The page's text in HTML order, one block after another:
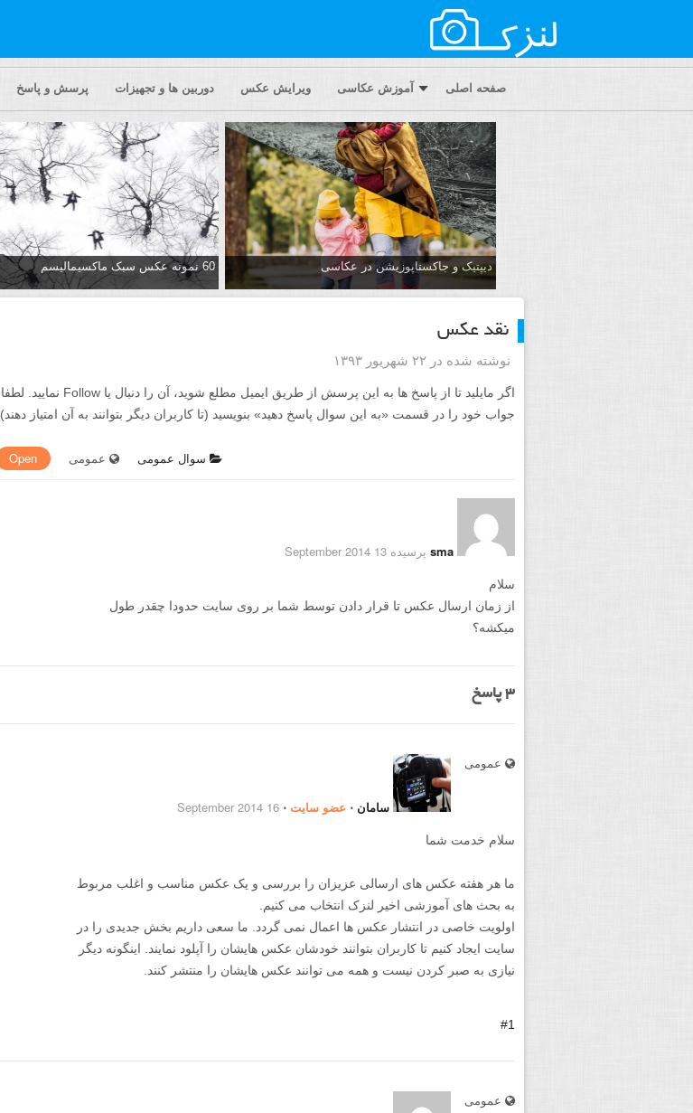
صفحه اصلی آموزش عکاسی ویرایش عکس دوربین ها و تجهیزات پرسش و پاسخ
دیپتیک و جاکستا‌پوزیشن در عکاسی 60 نمونه عکس سبک ماکسیمالیسم
نقد عکس
نوشته شده در ۲۲ شهریور ۱۳۹۳
اگر مایلید تا از پاسخ ها به این پرسش از طریق ایمیل مطلع شوید، آن را دنبال یا Follow نمایید. لطفا
جواب خود را در قسمت «به این سوال پاسخ دهید» بنویسید (تا کاربران دیگر بتوانند به آن امتیاز دهند).
Open عمومی سوال عمومی
sma پرسیده 13 September 2014
سلام
از زمان ارسال عکس تا قرار دادن توسط شما بر روی سایت حدودا چقدر طول
میکشه؟
3پاسخ
عمومی
سامان ⋅ عضو سایت ⋅
16 September 2014
سلام خدمت شما
ما هر هفته عکس های ارسالی عزیزان را بررسی و یک عکس مناسب و اغلب مربوط
به بحث های آموزشی اخیر لنزک انتخاب می کنیم.
اولویت خاصی در انتشار عکس ها اعمال نمی گردد. ما سعی داریم بخش جدیدی را در
سایت ایجاد کنیم تا کاربران بتوانند خودشان عکس هایشان را آپلود نمایند. اینگونه دیگر
نیازی به صبر کردن نیست و همه می توانند عکس هایشان را منتشر کنند.
#1
عمومی